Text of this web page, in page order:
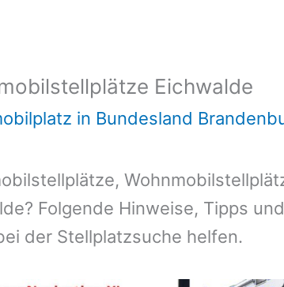
Eichwalde
in Bundesland
Folgende Hinweise, Tipps
der Stellplatzsuche helfen.